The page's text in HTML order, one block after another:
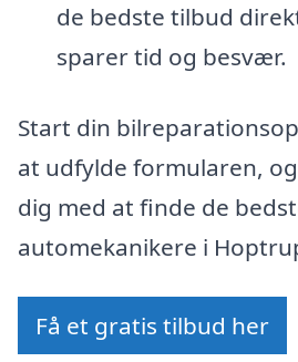
de bedste tilbud
sparer tid og besvær.
Start din
at udfylde formularen,
dig med at finde de
automekanikere i
Få et gratis tilbud her